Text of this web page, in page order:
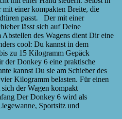
mit einer kompakten Breite, die
passt. Der mit einer
lässt sich auf Deine
des Wagens dient Dir eine
cool: Du kannst in dem
zu 15 Kilogramm Gepäck
der Donkey 6 eine praktische
kannst Du sie am Schieber des
Kilogramm belasten. Für einen
sich der Wagen kompakt
Der Donkey 6 wird als
Sportsitz und